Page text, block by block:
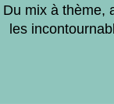
Du mix à thème,
les